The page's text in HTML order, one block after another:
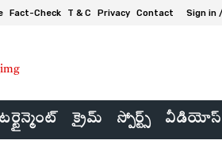
Fact-Check T & C Privacy Contact Sign in
క్రైమ్ స్పోర్ట్స్ వీడియోస్